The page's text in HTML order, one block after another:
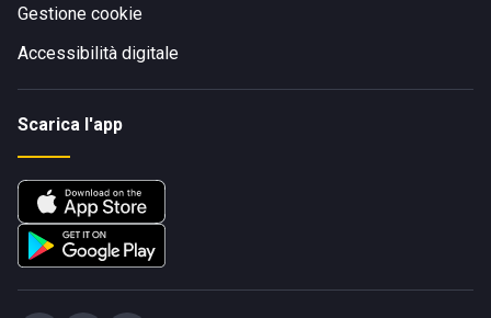
Gestione cookie
Accessibilità digitale
Scarica l'app